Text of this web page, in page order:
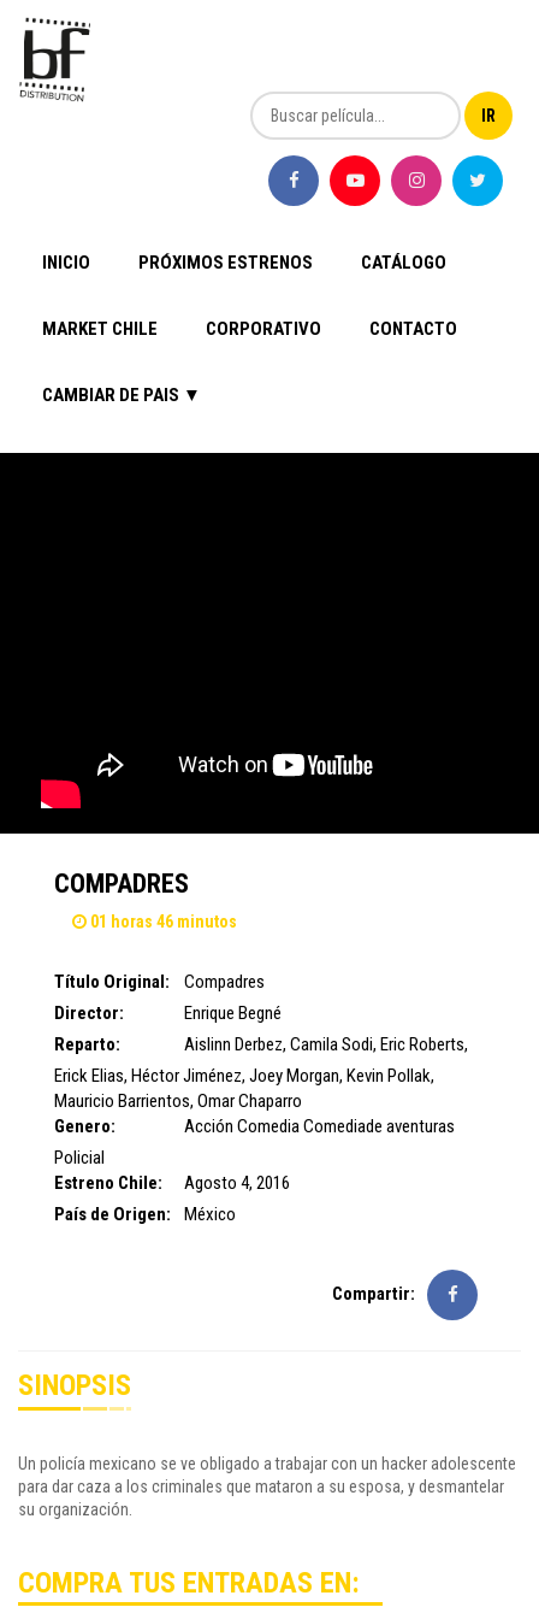
INICIO PRÓXIMOS ESTRENOS CATÁLOGO
MARKET CHILE CORPORATIVO CONTACTO
CAMBIAR DE PAIS ▼
COMPADRES
01 horas 46 minutos
Título Original:
Compadres
Director:
Enrique Begné
Reparto:
Aislinn Derbez, Camila Sodi, Eric Roberts,
Erick Elias, Héctor Jiménez, Joey Morgan, Kevin Pollak,
Mauricio Barrientos, Omar Chaparro
Genero:
Acción ComediaComediade aventuras
Policial
Estreno Chile:
Agosto 4, 2016
País de Origen:
México
Compartir:
SINOPSIS
Un policía mexicano se ve obligado a trabajar con un hacker adolescente
para dar caza a los criminales que mataron a su esposa, y desmantelar
su organización.
COMPRA TUS ENTRADAS EN: